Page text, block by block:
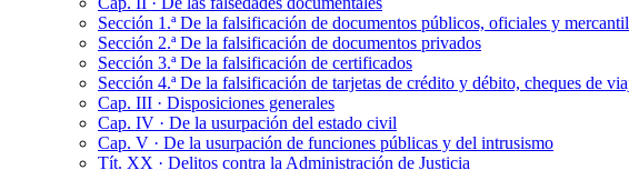
Sección 1.ª De la falsificación de documentos públicos, oficiales y
Sección 2.ª De la falsificación de documentos privados
Sección 3.ª De la falsificación de certificados
Sección 4.ª De la falsificación de tarjetas de crédito y débito, cheques de
Cap. III · Disposiciones generales
Cap. IV · De la usurpación del estado civil
Cap. V · De la usurpación de funciones públicas y del intrusismo
Tít. XX · Delitos contra la Administración de Justicia